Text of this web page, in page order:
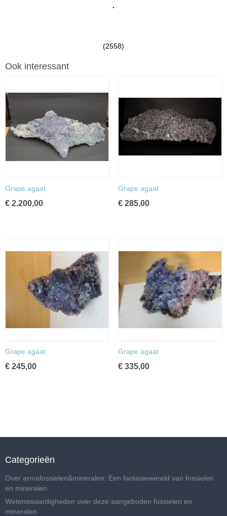
.
(2558)
Ook interessant
Grape agaat
€ 2.200,00
Grape agaat
€ 285,00
Grape agaat
€ 245,00
Grape agaat
€ 335,00
Categorieën
Over armafossielen&mineralen: Een fantasiewereld van fossielen
en mineralen
Wetenswaardigheden over deze aangeboden fossielen en
mineralen